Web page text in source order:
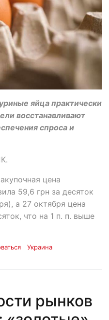
яйца практически
восстанавливают
спроса и
цена
59,6 грн за десяток
а 27 октября цена
что на 1 п. п. выше
Украина
рынков